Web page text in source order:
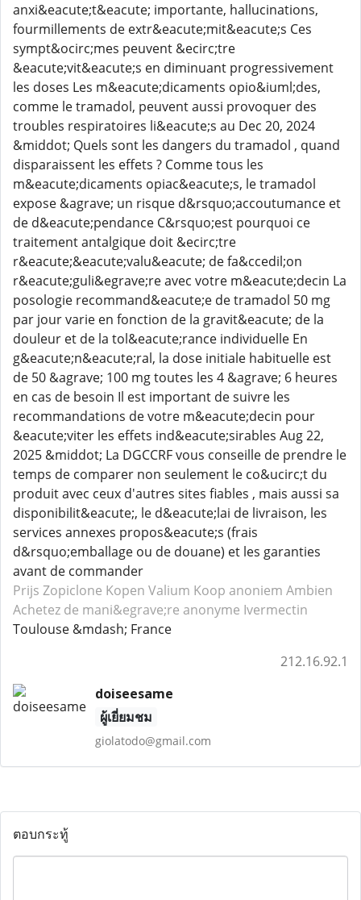
anxi&eacute;t&eacute; importante, hallucinations,
fourmillements de extr&eacute;mit&eacute;s Ces
sympt&ocirc;mes peuvent &ecirc;tre
&eacute;vit&eacute;s en diminuant progressivement
les doses Les m&eacute;dicaments opio&iuml;des,
comme le tramadol, peuvent aussi provoquer des
troubles respiratoires li&eacute;s au Dec 20, 2024
&middot; Quels sont les dangers du tramadol , quand
disparaissent les effets ? Comme tous les
m&eacute;dicaments opiac&eacute;s, le tramadol
expose &agrave; un risque d&rsquo;accoutumance et
de d&eacute;pendance C&rsquo;est pourquoi ce
traitement antalgique doit &ecirc;tre
r&eacute;&eacute;valu&eacute; de fa&ccedil;on
r&eacute;guli&egrave;re avec votre m&eacute;decin La
posologie recommand&eacute;e de tramadol 50 mg
par jour varie en fonction de la gravit&eacute; de la
douleur et de la tol&eacute;rance individuelle En
g&eacute;n&eacute;ral, la dose initiale habituelle est
de 50 &agrave; 100 mg toutes les 4 &agrave; 6 heures
en cas de besoin Il est important de suivre les
recommandations de votre m&eacute;decin pour
&eacute;viter les effets ind&eacute;sirables Aug 22,
2025 &middot; La DGCCRF vous conseille de prendre le
temps de comparer non seulement le co&ucirc;t du
produit avec ceux d'autres sites fiables , mais aussi sa
disponibilit&eacute;, le d&eacute;lai de livraison, les
services annexes propos&eacute;s (frais
d&rsquo;emballage ou de douane) et les garanties
avant de commander
Prijs Zopiclone Kopen Valium Koop anoniem Ambien
Achetez de mani&egrave;re anonyme Ivermectin
Toulouse &mdash; France
212.16.92.1
doiseesame
ผู้เยี่ยมชม
giolatodo@gmail.com
ตอบกระทู้